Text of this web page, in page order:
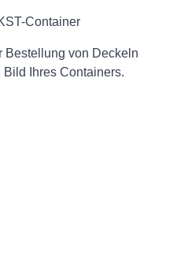
Container
Bestellung von Deckeln
Ihres Containers.